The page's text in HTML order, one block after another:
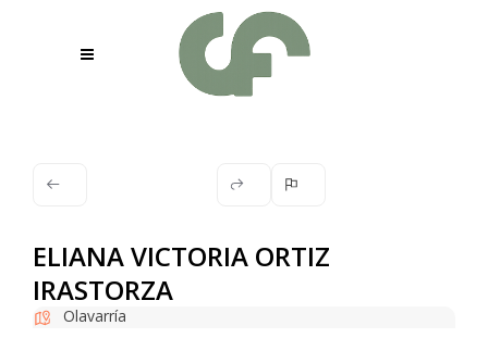
ELIANA VICTORIA ORTIZ
IRASTORZA
Olavarría